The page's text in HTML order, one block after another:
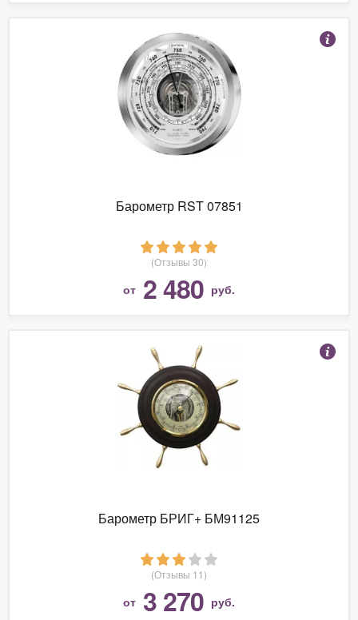
Барометр RST 07851
(Отзывы 30)
от 2 480 руб.
Барометр БРИГ+ БМ91125
(Отзывы 11)
от 3 270 руб.